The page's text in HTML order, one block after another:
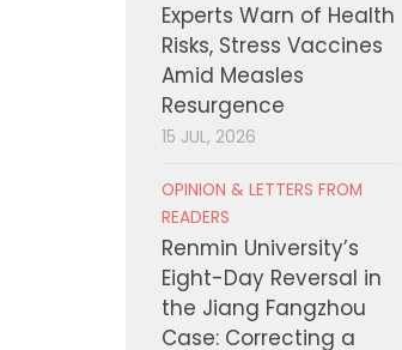
Experts Warn of Health
Risks, Stress Vaccines
Amid Measles
Resurgence
15 JUL, 2026
OPINION & LETTERS FROM
READERS
Renmin University’s
Eight-Day Reversal in
the Jiang Fangzhou
Case: Correcting a